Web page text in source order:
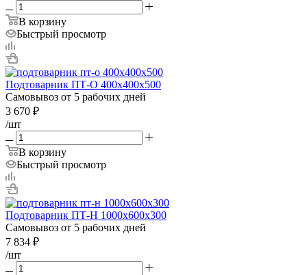
В корзину
Быстрый просмотр
Подтоварник ПТ-О 400х400х500
Самовывоз от 5 рабочих дней
3 670 ₽
/шт
В корзину
Быстрый просмотр
Подтоварник ПТ-Н 1000х600х300
Самовывоз от 5 рабочих дней
7 834 ₽
/шт